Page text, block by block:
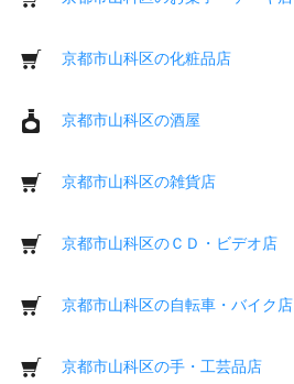
京都市山科区の化粧品店
京都市山科区の酒屋
京都市山科区の雑貨店
京都市山科区のＣＤ・ビデオ店
京都市山科区の自転車・バイク店
京都市山科区の手・工芸品店